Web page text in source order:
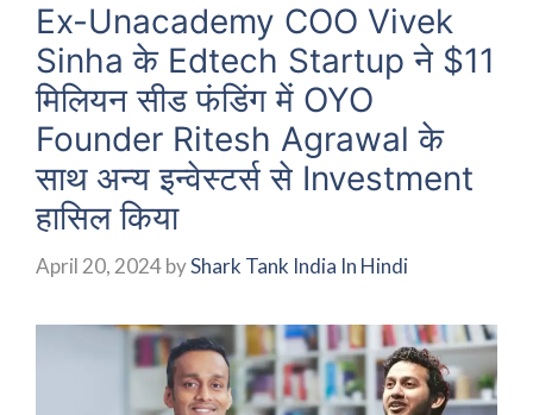
Ex-Unacademy COO Vivek
Sinha के Edtech Startup ने $11
मिलियन सीड फंडिंग में OYO
Founder Ritesh Agrawal के
साथ अन्य इन्वेस्टर्स से Investment
हासिल किया
April 20, 2024byShark Tank India In Hindi